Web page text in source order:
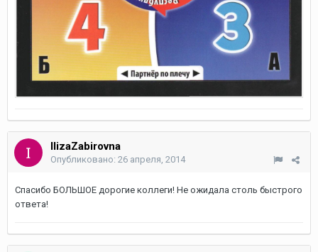
IlizaZabirovna
Опубликовано: 26 апреля, 2014
Спасибо БОЛЬШОЕ дорогие коллеги! Не ожидала столь быстрого
ответа!